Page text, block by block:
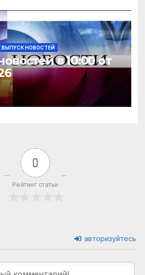
ВЫПУСК НОВОСТЕЙ
в 10:00 от
0
Рейтинг статьи
авторизуйтесь